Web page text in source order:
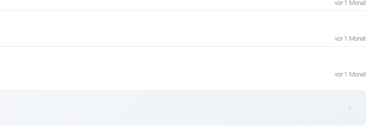
vor 1 Monat
vor 1 Monat
vor 1 Monat